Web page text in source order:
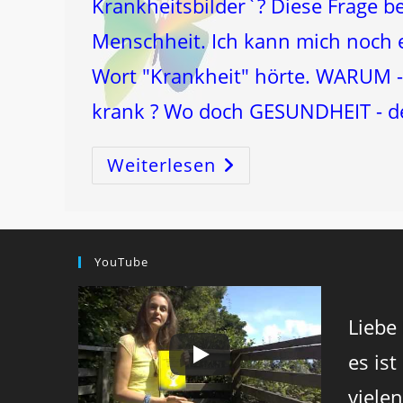
Krankheitsbilder`? Diese Frage
Menschheit. Ich kann mich noch
Wort "Krankheit" hörte.
krank ? Wo doch GESUNDHEIT -
Weiterlesen KREBS
Ist
HÄRTE
YouTube
es ist